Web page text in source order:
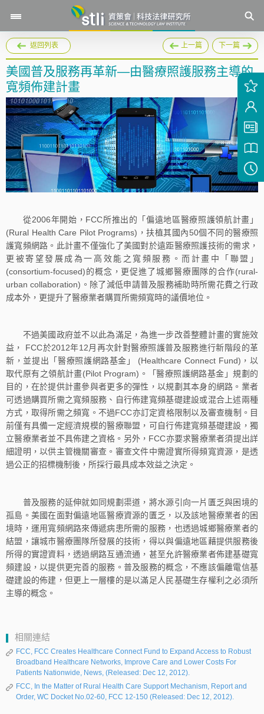
返回列表 上一篇 下一篇
美國普及服務再革新—由醫療照護服務主導的
寬頻佈建計畫
從2006年開始，FCC所推出的「偏遠地區醫療照護領航計畫」
(Rural Health Care Pilot Programs)，扶植其國內50個不同的醫療照
護寬頻網路。此計畫不僅強化了美國對於遠距醫療照護技術的需求，
更被寄望發展成為一高效能之寬頻服務。而計畫中「聯盟」
(consortium-focused)的概念，更促進了城鄉醫療團隊的合作(rural-
urban collaboration)。除了減低申請普及服務補助時所需花費之行政
成本外，更提升了醫療業者購買所需頻寬時的議價地位。
不過美國政府並不以此為滿足，為進一步改善整體計畫的實施效
益， FCC於2012年12月再次針對醫療照護普及服務進行新階段的革
新，並提出「醫療照護網路基金」 (Healthcare Connect Fund)，以
取代原有之領航計畫(Pilot Program)。「醫療照護網路基金」規劃的
目的，在於提供計畫參與者更多的彈性，以規劃其本身的網路。業者
可透過購買所需之寬頻服務、自行佈建寬頻基礎建設或混合上述兩種
方式，取得所需之頻寬。不過FCC亦訂定資格限制以及審查機制。目
前僅有具備一定經濟規模的醫療聯盟，可自行佈建寬頻基礎建設，獨
立醫療業者並不具佈建之資格。另外，FCC亦要求醫療業者須提出詳
細證明，以供主管機關審查。審查文件中需證實所得頻寬資源，是透
過公正的招標機制後，所採行最具成本效益之決定。
普及服務的延伸就如同規劃渠道，將水源引向一片匱乏與困境的
孤島。美國在面對偏遠地區醫療資源的匱乏，以及該地醫療業者的困
境時，運用寬頻網路來傳遞病患所需的服務，也透過城鄉醫療業者的
結盟，讓城市醫療團隊所發展的技術，得以與偏遠地區藉提供服務後
所得的實證資料，透過網路互通流通，甚至允許醫療業者佈建基礎寬
頻建設，以提供更完善的服務。普及服務的概念，不應該偏離電信基
礎建設的佈建，但更上一層樓的是以滿足人民基礎生存權利之必須所
主導的概念。
相關連結
FCC, FCC Creates Healthcare Connect Fund to Expand Access to Robust
Broadband Healthcare Networks, Improve Care and Lower Costs For
Patients Nationwide, News, (Released: Dec 12, 2012).
FCC, In the Matter of Rural Health Care Support Mechanism, Report and
Order, WC Docket No.02-60, FCC 12-150 (Released: Dec 12, 2012).